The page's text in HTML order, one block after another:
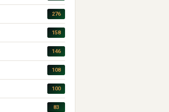
276
158
146
108
100
83